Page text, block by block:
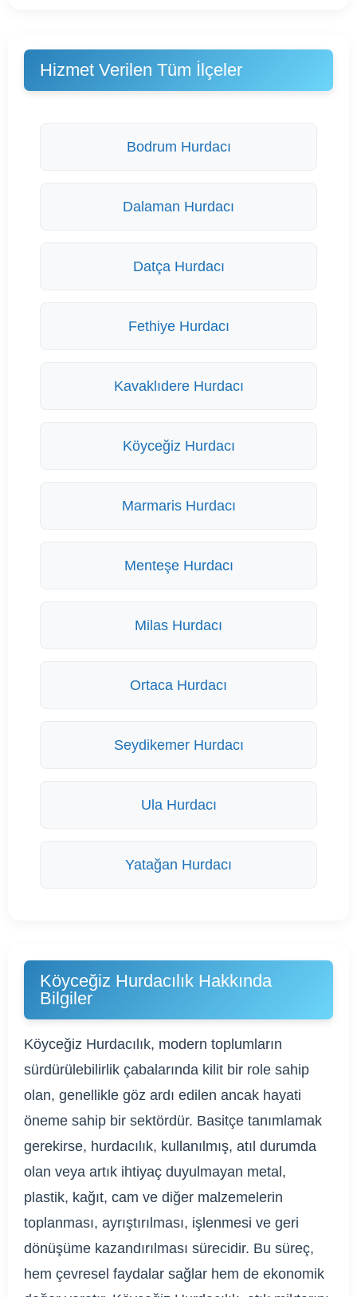
Hizmet Verilen Tüm İlçeler
Bodrum Hurdacı
Dalaman Hurdacı
Datça Hurdacı
Fethiye Hurdacı
Kavaklıdere Hurdacı
Köyceğiz Hurdacı
Marmaris Hurdacı
Menteşe Hurdacı
Milas Hurdacı
Ortaca Hurdacı
Seydikemer Hurdacı
Ula Hurdacı
Yatağan Hurdacı
Köyceğiz Hurdacılık Hakkında
Bilgiler
Köyceğiz Hurdacılık, modern toplumların
sürdürülebilirlik çabalarında kilit bir role sahip
olan, genellikle göz ardı edilen ancak hayati
öneme sahip bir sektördür. Basitçe tanımlamak
gerekirse, hurdacılık, kullanılmış, atıl durumda
olan veya artık ihtiyaç duyulmayan metal,
plastik, kağıt, cam ve diğer malzemelerin
toplanması, ayrıştırılması, işlenmesi ve geri
dönüşüme kazandırılması sürecidir. Bu süreç,
hem çevresel faydalar sağlar hem de ekonomik